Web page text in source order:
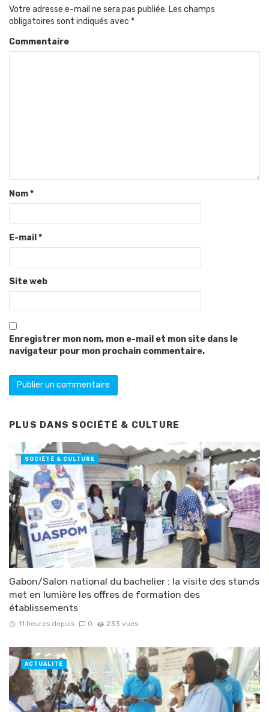
Votre adresse e-mail ne sera pas publiée. Les champs
obligatoires sont indiqués avec *
Commentaire
Nom*
E-mail *
Site web
Enregistrer mon nom, mon e-mail et mon site dans le
navigateur pour mon prochain commentaire.
PLUS DANS SOCIÉTÉ & CULTURE
Gabon/Salon national du bachelier : la visite des stands
met en lumière les offres de formation des
établissements
11 heures depuis 0 233 vues
SOCIÉTÉ & CULTURE
ACTUALITÉ